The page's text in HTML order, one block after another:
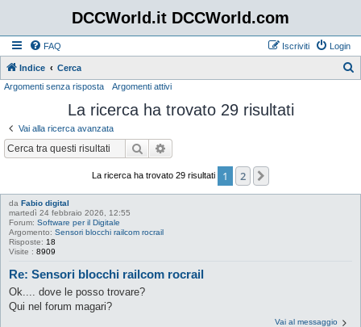
DCCWorld.it DCCWorld.com
FAQ Login
Iscriviti
Indice Cerca
Argomenti senza risposta Argomenti attivi
La ricerca ha trovato 29 risultati
Vai alla ricerca avanzata
Cerca
La ricerca ha trovato 29 risultati 1 2
da Fabio digital
martedì 24 febbraio 2026, 12:55
Forum: Software per il Digitale
Argomento: Sensori blocchi railcom rocrail
Risposte: 18
Visite : 8909
Re: Sensori blocchi railcom rocrail
Ok.... dove le posso trovare?
Qui nel forum magari?
Vai al messaggio